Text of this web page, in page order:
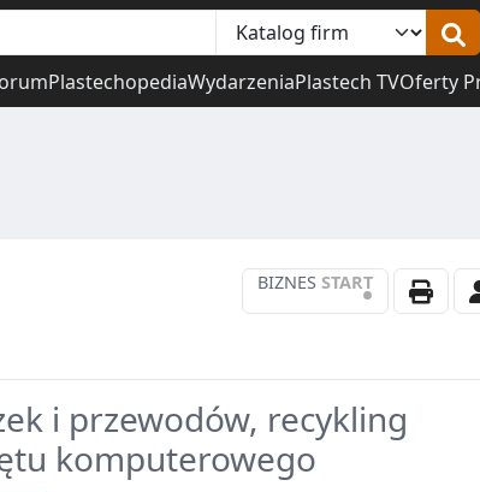
PlastechopediaWydarzeniaPlastech TVOferty
BIZNES START
•
i przewodów, recykling
komputerowego